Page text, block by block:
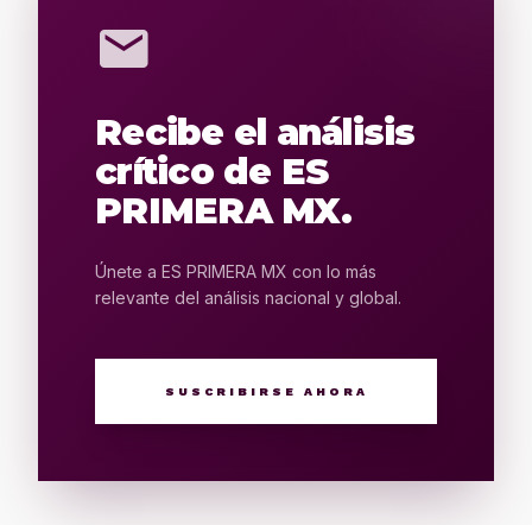
mail
Recibe el análisis
crítico de ES
PRIMERA MX.
Únete a ES PRIMERA MX con lo más
relevante del análisis nacional y global.
SUSCRIBIRSE AHORA